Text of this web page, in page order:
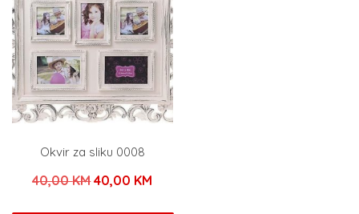
Okvir za sliku 0008
40,00KMIzvorna
40,00 KM